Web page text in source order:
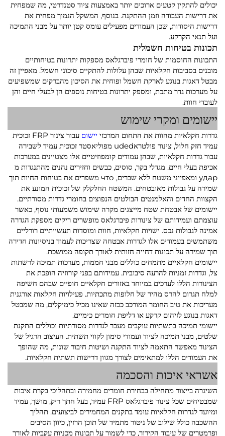
יכולים להתקין קטעים ארוכים יותר באמצעות ציוד סטנדרטי, מה שמפחית
את דרישות העבודה וזמן ההתקנה. בנוסף, המשקל הנמוך מפחית את
דרישות היסודות, שכן העמודים מפעילים עומס קטן יותר על מבני התמיכה
ועל תנאי הקרקע.
תכונות בטיחות חשמלית
התכונות החוסמות של חומרי פיברגלאס מספקות יתרונות בטיחותיים
מובנים בסביבות חקלאיות שבהן עלולות להתקיים סיכוני חשמל. מאפיין זה
מבטל דאגות בנוגע לארקת חשמל ופוחית את הסיכון מהברקים שמשפיעים
על מערכות גדר מתכת, ומספק יתרונות בטיחות נוספים הן לבעלי חיים והן
לעובדי חוות.
יישומים ומקרי שימוש
גדרות חקלאיות מהוות את התחום המרכזי יישום
עבור צינור FRP זכוכית
עמיד חזק חלול, צינור פולטראuded מפוליאסטר זכוכית עמיד לשבירה
עבור גדרות חקלאיות, שבהן עמודים קומפוזיטיים אלו מצטיינים במערכות
אכיפת בעלי חיים. מגדלי בקר, סוסים, כבשים וחזירים נהנים מהתנגדות מ
удар ומאפייני משטח ללא שברים, что משפרים את בטיחות החיות תוך
שמירה על גבולות מאובטחים. המשטח החלקלק של זכוכית המונע את
הקצוות החדים והאלמנטים הבולטים הנפוצים בחומרי גדרות מסורתיים.
יישומים של אבטחת שטח מייצגים מקרה שימוש משמעותי נוסף, כאשר
עוצמתם ועמידותם של צינורות פיברגלאס מופשרים ריקים מספקת הגדרה
אמינה לגבולות נכס. ישויות חקלאיות, חוות ומוסדות תעשייתיים רורליים
משתמשים בעמודים אלו לגדרות אבטחה שצריכות לעמוד בניסיונות חדירה
תוך שמירה על תכונות דחייה חזותית לאורך תקופה ממושכת.
יישומים חקלאיים מתמחים כוללים מבני חממות, מערכות תמיכה לרשתות
צל, וגדרות זמניות להרעה סיבובית. עמידותם בפני קורוזיה הופכת את
הצינורות הללו לערכים במיוחד באזורים חקלאיים חופיים שבהם חשיפה
למלח תגרום להרס מהיר של חלופות מתכתיות. פעילויות חקלאות אורגנית
מעריכות את טיב החומר המורכב ככזה שאינו מכיל כימיקלים, מה שמבטל
דאגות בנוגע לזיהום קרקע או דליפת חומרים כימיים.
יישומי תמיכה בתשתיות עוקבים מעבר לגדרות מסורתיות וכוללים התקנת
שלטים, מבני תמיכה לציוד ועמודי סימון לקווי תשתית. העיצוב הרגיל של
הצינור מאפשר התאמה לציוד התקנה ושיטות חיבור שונות, מה שהופך
את העמודים הללו למתאימים לצורך מגוון דרישות תשתית חקלאיות.
אשראי איכות והסכמה
השיגרה בייצור מתחילה בבחירת חומרים מחמירה ובתהליכי בקרת איכות
שמבטיחים שכל צינור פיברגלאס FRP עמיד, בעל חתך ריק, מושך, עמיד
ומיועד לגדרות חקלאיות עומד בתקנים המחמירים לביצועים. תהליך
ההשכבה כולל שילוב של ניטור מתמיד של תוכן הרזין, כיוון הסיבים
ופרמטרים של עיבוד הקירור, כדי לשמור על תכונות מכניות עקביות לאורך